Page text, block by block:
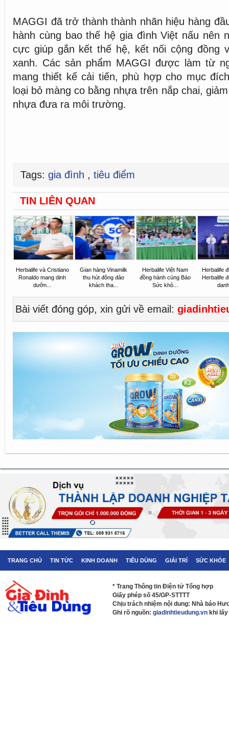
MAGGI đã trở thành thành nhãn hiệu hàng
hành cùng bao thế hệ gia đình Việt nấu nên
cực giúp gắn kết thế hệ, kết nối cộng đồng
xanh. Các sản phẩm MAGGI được làm từ
mang thiết kế cải tiến, phù hợp cho mục
loại bỏ màng co bằng nhựa trên nắp chai,
nhựa đưa ra môi trường.
Tags: gia đình , tiêu điểm
TIN LIÊN QUAN
Herbalife và Cristiano
Ronaldo mang dinh
dưỡn...
Gian hàng Vinamilk
thu hút đông đảo
khách tha...
Herbalife Việt Nam
đồng hành cùng Báo
Sức khỏ...
Herbalife
Herbalife
Bài viết đóng góp, xin gửi về email:
TRANG CHỦ TIN TỨC KINH DOANH TIÊU DÙNG GIẢI TRÍ SỨC KHỎE
* Trang Thông tin Điện tử Tổng hợp
Giấy phép số 45/GP-STTTT
Chịu trách nhiệm nội dung: Nhà báo
Ghi rõ nguồn: giadinhtieudung.vn khi